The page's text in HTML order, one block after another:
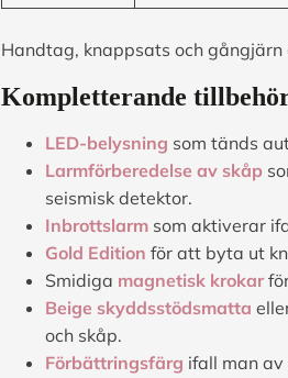
Handtag, knappsats och
Kompletterande
LED-belysning som tänds
Larmförberedelse av skåp
seismisk detektor.
Inbrottslarm som aktiverar
Gold Edition för att byta ut
Smidiga magnetisk krokar
Beige skyddsstödsmatta
och skåp.
Förbättringsfärg ifall man